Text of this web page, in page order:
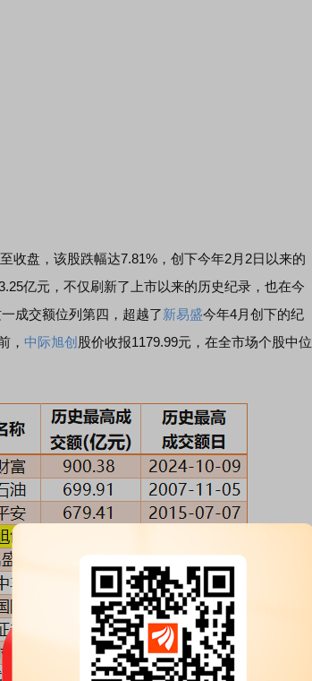
收盘，该股跌幅达7.81%，创下今年2月2日以来的
亿元，不仅刷新了上市以来的历史纪录，也在今
成交额位列第四，超越了新易盛今年4月创下的纪
， 中际旭创 股价收报1179.99元，在全市场个股中位